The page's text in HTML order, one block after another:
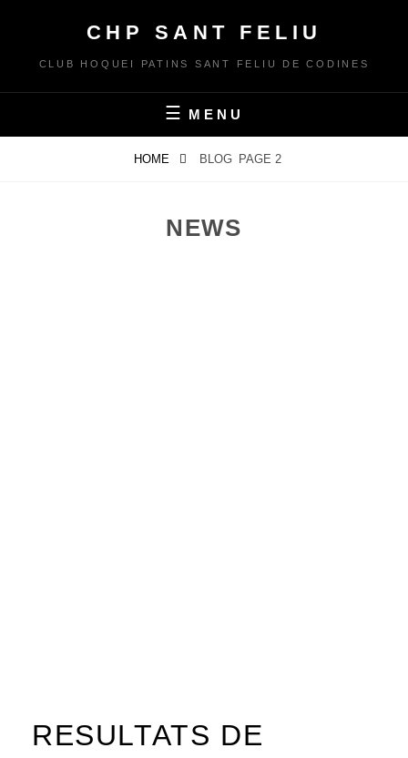
content
CHP SANT FELIU
CLUB HOQUEI PATINS SANT FELIU DE CODINES
MENU
HOME BLOG PAGE 2
NEWS
RESULTATS DE